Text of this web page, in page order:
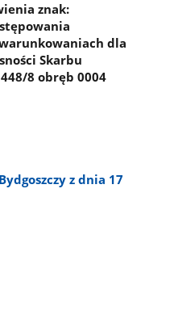
znak:
dla
Skarbu
8 obręb 0004
z dnia 17